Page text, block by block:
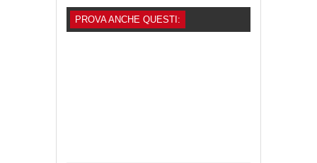
PROVA ANCHE QUESTI: